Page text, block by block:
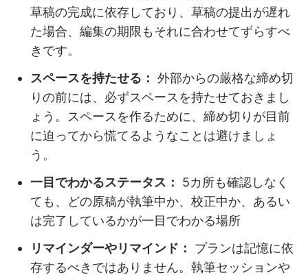
草稿の完成に依存しており、草稿の提出が遅れ
た場合、編集の期限もそれに合わせてずらすべ
きです。
スペースを持たせる： 外部からの厳格な締め切
りの前には、必ずスペースを持たせておきまし
ょう。スペースを作るために、締め切りが目前
に迫ってから慌てるようなことは避けましょ
う。
一目でわかるステータス：
5カ所も確認しなく
ても、どの原稿が執筆中か、校正中か、あるい
は完了しているかが一目でわかる場所
リマインダーやリマインド：
プランは記憶に依
存するべきではありません。執筆セッションや